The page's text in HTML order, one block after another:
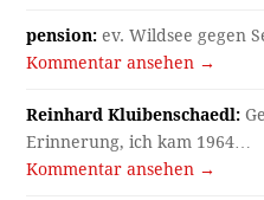
pension: ev. Wildsee gegen
Kommentar ansehen →
Reinhard Kluibenschaedl:
Erinnerung, ich kam 1964…
Kommentar ansehen →